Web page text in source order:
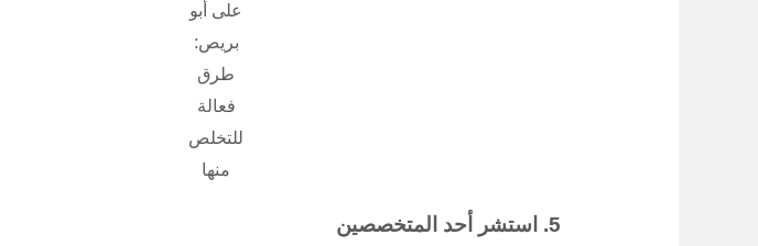
على أبو
بريص:
طرق
فعالة
للتخلص
منها
5. استشر أحد المتخصصين